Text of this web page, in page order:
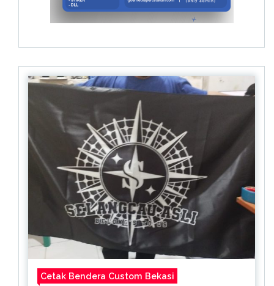
Cetak Bendera Custom Bekasi